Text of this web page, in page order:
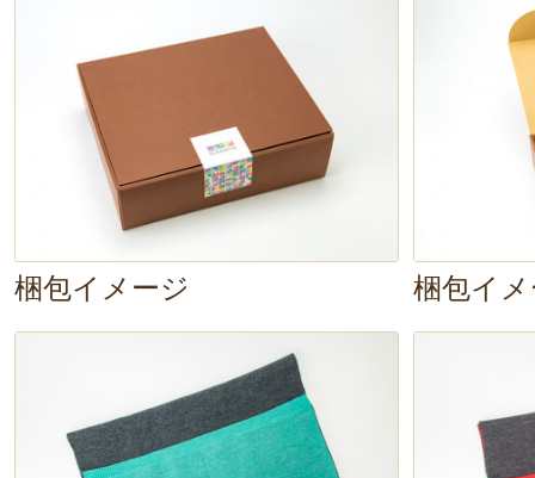
まるストール。リバーシブルで、
わせてカラーを変えられるのも嬉
梱包イメージ 梱包イ